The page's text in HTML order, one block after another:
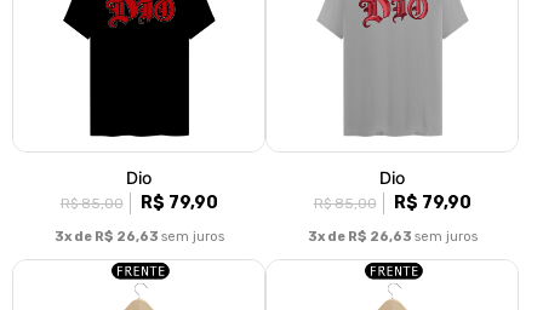
Dio
R$ 85,00 R$ 79,90
3x de R$ 26,63 sem juros
Dio
R$ 85,00 R$ 79,90
3x de R$ 26,63 sem juros